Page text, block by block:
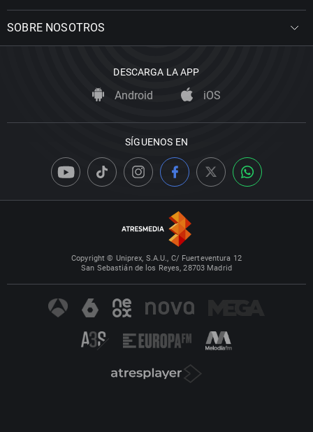
SOBRE NOSOTROS
DESCARGA LA APP
Android iOS
SÍGUENOS EN
Copyright © Uniprex, S.A.U., C/ Fuerteventura 12
San Sebastián de los Reyes, 28703 Madrid